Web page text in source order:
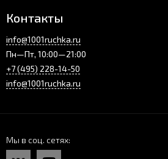
Контакты
info@1001ruchka.ru
Пн—Пт, 10:00—21:00
+7 (495) 228-14-50
info@1001ruchka.ru
Мы в соц. сетях